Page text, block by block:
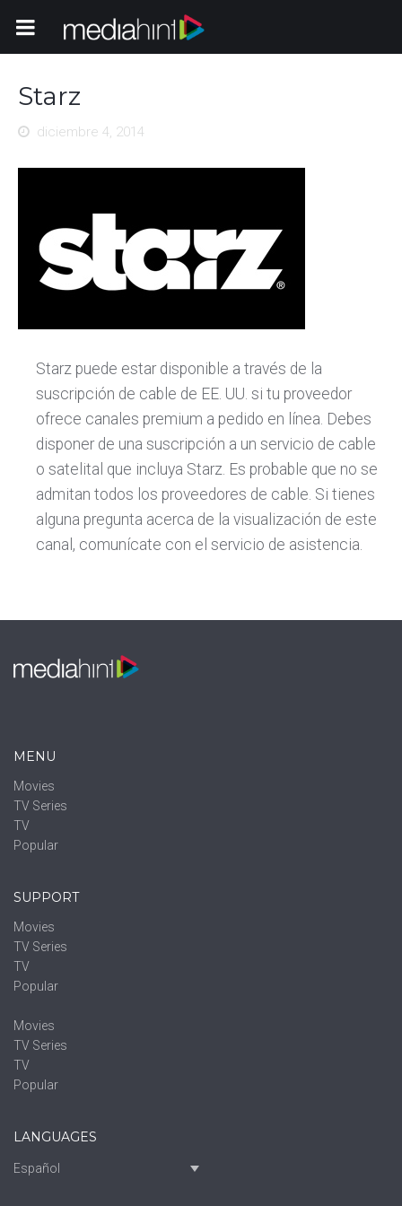
Toggle Navigation
Starz
diciembre 4, 2014
Starz puede estar disponible a través de la
suscripción de cable de EE. UU. si tu proveedor
ofrece canales premium a pedido en línea. Debes
disponer de una suscripción a un servicio de cable
o satelital que incluya Starz. Es probable que no se
admitan todos los proveedores de cable. Si tienes
alguna pregunta acerca de la visualización de este
canal, comunícate con el servicio de asistencia.
MENU
Movies
TV Series
TV
Popular
SUPPORT
Movies
TV Series
TV
Popular
Movies
TV Series
TV
Popular
LANGUAGES
Español